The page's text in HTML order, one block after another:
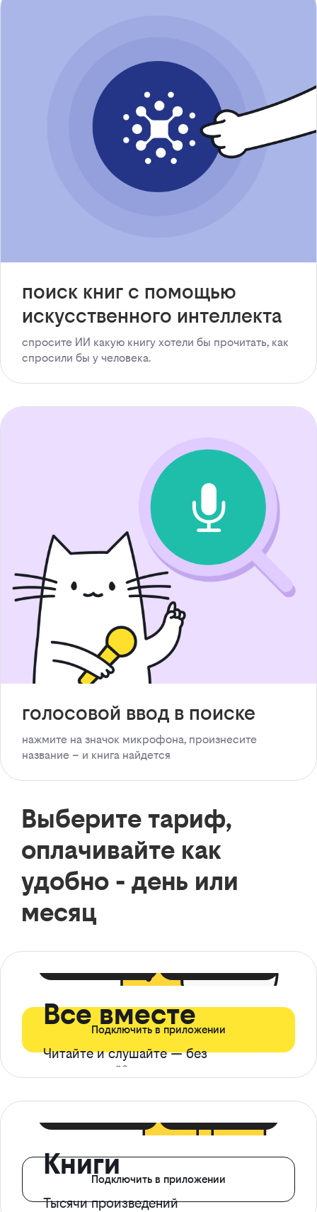
поиск книг с помощью
искусственного интеллекта
спросите ИИ какую книгу хотели бы прочитать, как
спросили бы у человека.
голосовой ввод в поиске
нажмите на значок микрофона, произнесите
название – и книга найдется
Выберите тариф,
оплачивайте как
удобно - день или
месяц
Все вместе
Читайте и слушайте — без
ограничений*
Подключить в приложении
Книги
Тысячи произведений
Подключить в приложении